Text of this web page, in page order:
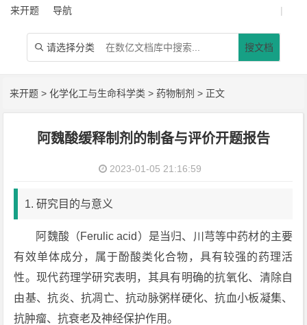
来开题 导航 |
 请选择分类 搜文档
来开题 >化学化工与生命科学类 > 药物制剂 > 正文
阿魏酸缓释制剂的制备与评价开题报告
2023-01-05 21:16:59
1. 研究目的与意义
阿魏酸（Ferulic acid）是当归、川芎等中药材的主要
有效单体成分，属于酚酸类化合物，具有较强的药理活
性。现代药理学研究表明，其具有明确的抗氧化、清除自
由基、抗炎、抗凋亡、抗动脉粥样硬化、抗血小板凝集、
抗肿瘤、抗衰老及神经保护作用。